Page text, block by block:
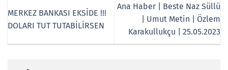
MERKEZ BANKASI EKSİDE !!!
DOLARI TUT TUTABİLİRSEN
Ana Haber | Beste Naz Süllü
| Umut Metin | Özlem
Karakullukçu | 25.05.2023